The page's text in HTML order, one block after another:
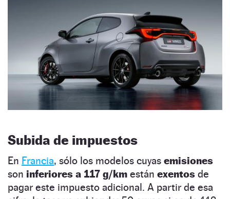
Subida de impuestos
En Francia, sólo los modelos cuyas emisiones
son inferiores a 117 g/km están exentos de
pagar este impuesto adicional. A partir de esa